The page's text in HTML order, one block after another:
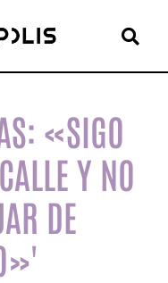
«SIGO
Y NO
DE